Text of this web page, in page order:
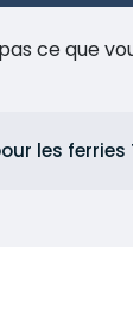
ce que
les